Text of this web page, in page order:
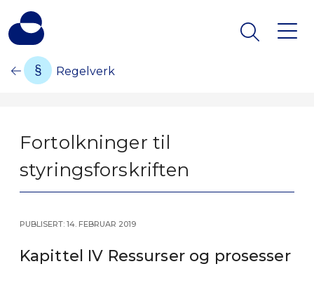
Regelverk
Fortolkninger til
styringsforskriften
Publisert: 14. februar 2019
Kapittel IV Ressurser og prosesser